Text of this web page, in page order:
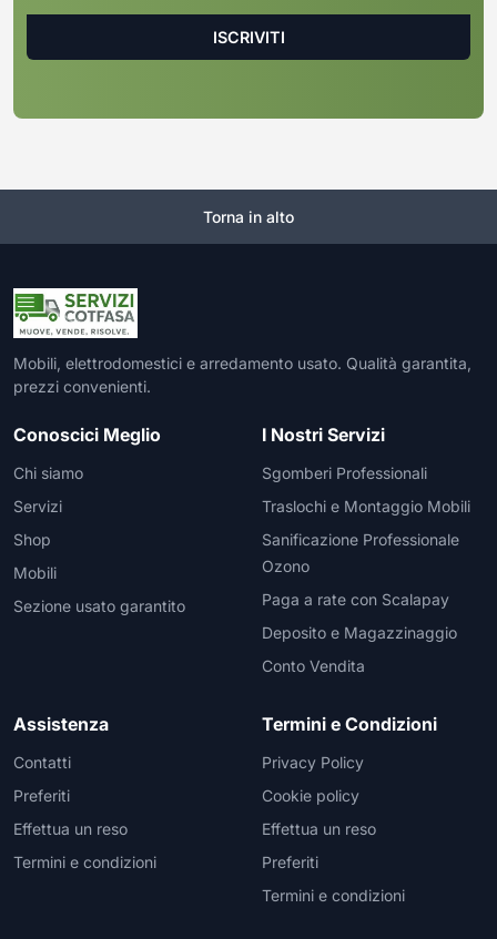
Torna in alto
Mobili, elettrodomestici e arredamento usato. Qualità garantita,
prezzi convenienti.
Conoscici Meglio
Chi siamo
Servizi
Shop
Mobili
Sezione usato garantito
I Nostri Servizi
Sgomberi Professionali
Traslochi e Montaggio Mobili
Sanificazione Professionale
Ozono
Paga a rate con Scalapay
Deposito e Magazzinaggio
Conto Vendita
Assistenza
Contatti
Preferiti
Effettua un reso
Termini e condizioni
Termini e Condizioni
Privacy Policy
Cookie policy
Effettua un reso
Preferiti
Termini e condizioni